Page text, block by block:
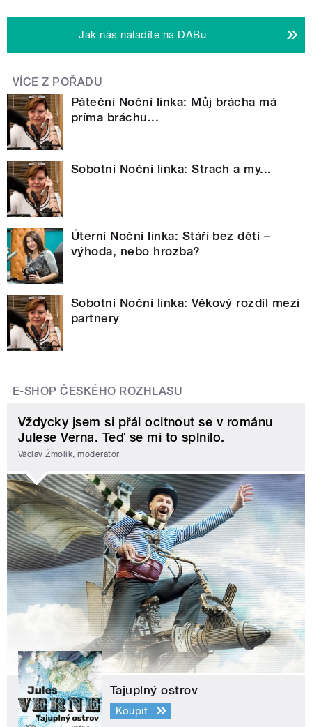
Jak nás naladíte na DABu
VÍCE Z POŘADU
Páteční Noční linka: Můj brácha má
príma bráchu...
Sobotní Noční linka: Strach a my...
Úterní Noční linka: Stáří bez dětí –
výhoda, nebo hrozba?
Sobotní Noční linka: Věkový rozdíl mezi
partnery
E-SHOP ČESKÉHO ROZHLASU
Vždycky jsem si přál ocitnout se v románu
Julese Verna. Teď se mi to splnilo.
Václav Žmolík, moderátor
Tajuplný ostrov
Koupit